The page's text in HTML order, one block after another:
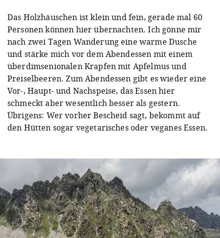
Das Holzhäuschen ist klein und fein, gerade mal 60
Personen können hier übernachten. Ich gönne mir
nach zwei Tagen Wanderung eine warme Dusche
und stärke mich vor dem Abendessen mit einem
überdimsenionalen Krapfen mit Apfelmus und
Preiselbeeren. Zum Abendessen gibt es wieder eine
Vor-, Haupt- und Nachspeise, das Essen hier
schmeckt aber wesentlich besser als gestern.
Übrigens: Wer vorher Bescheid sagt, bekommt auf
den Hütten sogar vegetarisches oder veganes Essen.